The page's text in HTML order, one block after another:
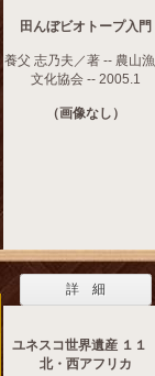
田んぼビオトープ入門
養父 志乃夫／著 -- 農山
文化協会 -- 2005.1
（画像なし）
詳 細
ユネスコ世界遺産 １
北・西アフリカ